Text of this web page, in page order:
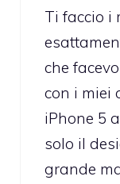
Ti faccio i
che
con i miei
iPhone 5
solo il
grande